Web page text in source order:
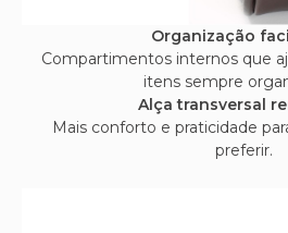
Organização
Compartimentos internos que
itens sempre
Alça transversal
Mais conforto e praticidade
preferir.